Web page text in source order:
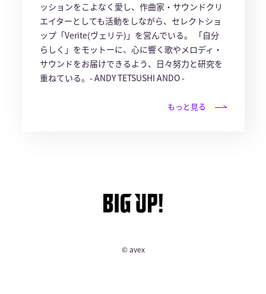
ッションをこよなく愛し、作曲家・サウンドクリ
エイターとしても活動をしながら、セレクトショ
ップ「Verite(ヴェリテ)」を営んでいる。 「自分
らしく」をモットーに、心に響く歌やメロディ・
サウンドをお届けできるよう、日々努力と研究を
重ねている。- ANDY TETSUSHI ANDO -
もっと見る
© avex